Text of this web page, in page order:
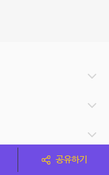
공유하기